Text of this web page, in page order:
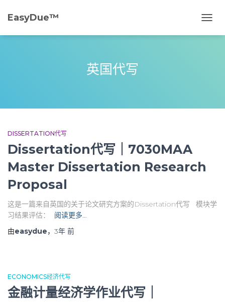
EasyDue™️
换
英国代写
DISSERTATION代写
Dissertation代写｜7030MAA
Master Dissertation Research
Proposal
这是一篇来自英国的关于论文研究方案的Dissertation代写 模块学
习结果评估：
阅读更多…
由easydue， 3年 前
ECONOMICS经济代写
金融计量经济学作业代写｜